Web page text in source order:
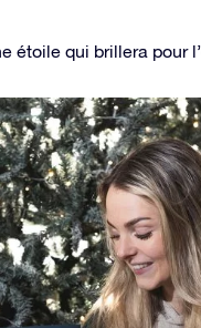
étoile qui brillera pour